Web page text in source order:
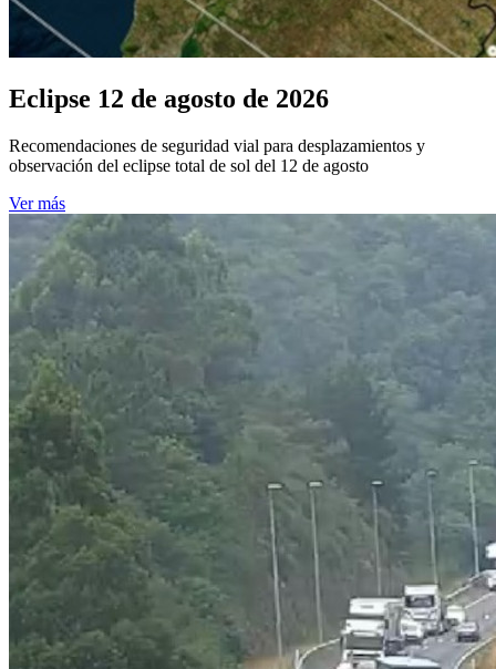
Eclipse 12 de agosto de 2026
Recomendaciones de seguridad vial para desplazamientos y
observación del eclipse total de sol del 12 de agosto
Ver más